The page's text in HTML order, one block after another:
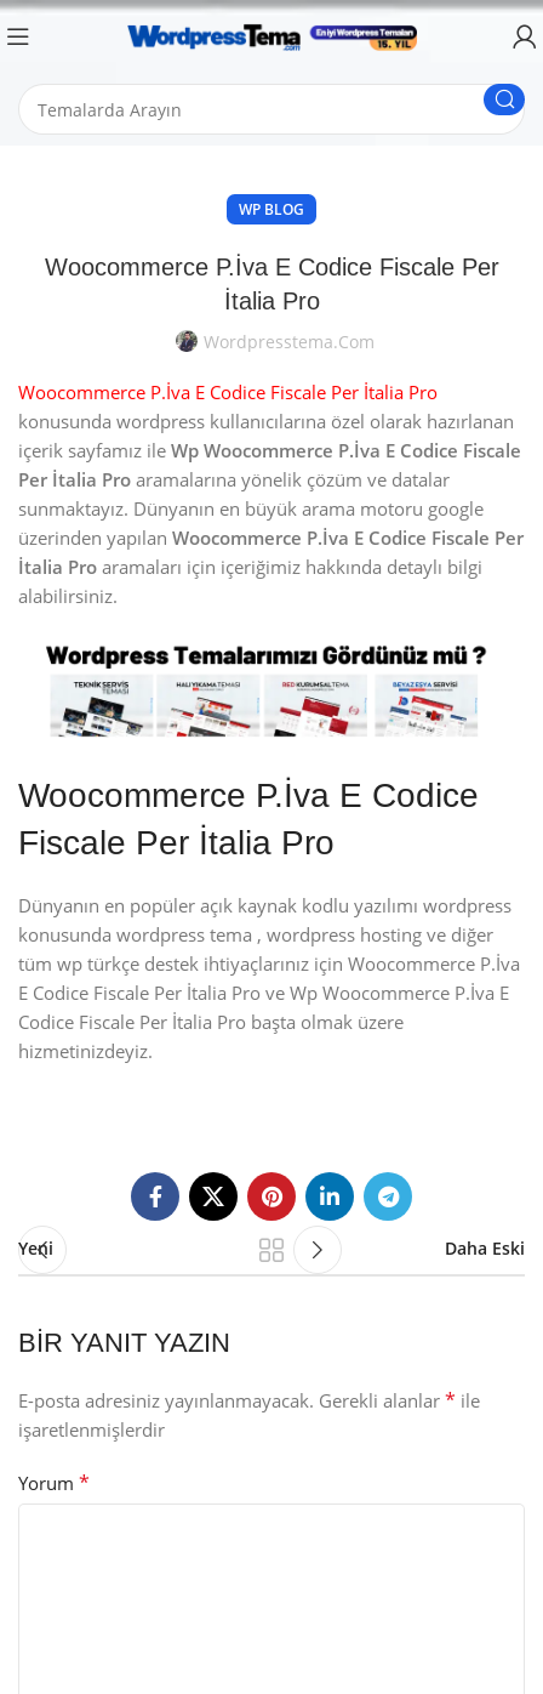
WP BLOG
Woocommerce P.İva E Codice Fiscale Per
İtalia Pro
Wordpresstema.com
Woocommerce P.İva E Codice Fiscale Per İtalia Pro
konusunda wordpress kullanıcılarına özel olarak hazırlanan
içerik sayfamız ile Wp Woocommerce P.İva E Codice Fiscale
Per İtalia Pro aramalarına yönelik çözüm ve datalar
sunmaktayız. Dünyanın en büyük arama motoru google
üzerinden yapılan Woocommerce P.İva E Codice Fiscale Per
İtalia Pro aramaları için içeriğimiz hakkında detaylı bilgi
alabilirsiniz.
Woocommerce P.İva E Codice
Fiscale Per İtalia Pro
Dünyanın en popüler açık kaynak kodlu yazılımı wordpress
konusunda wordpress tema , wordpress hosting ve diğer
tüm wp türkçe destek ihtiyaçlarınız için Woocommerce P.İva
E Codice Fiscale Per İtalia Pro ve Wp Woocommerce P.İva E
Codice Fiscale Per İtalia Pro başta olmak üzere
hizmetinizdeyiz.
Yeni Daha Eski
BIR YANIT YAZIN
E-posta adresiniz yayınlanmayacak. Gerekli alanlar * ile
işaretlenmişlerdir
Yorum *